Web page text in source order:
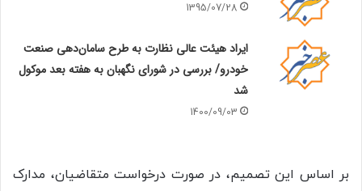
1395/07/28
ایراد هیئت عالی نظارت به طرح سامان‌دهی صنعت
خودرو/ بررسی در شورای نگهبان به هفته بعد موکول
شد
1400/09/03
بر اساس این تصمیم، در صورت درخواست متقاضیان، مدارک